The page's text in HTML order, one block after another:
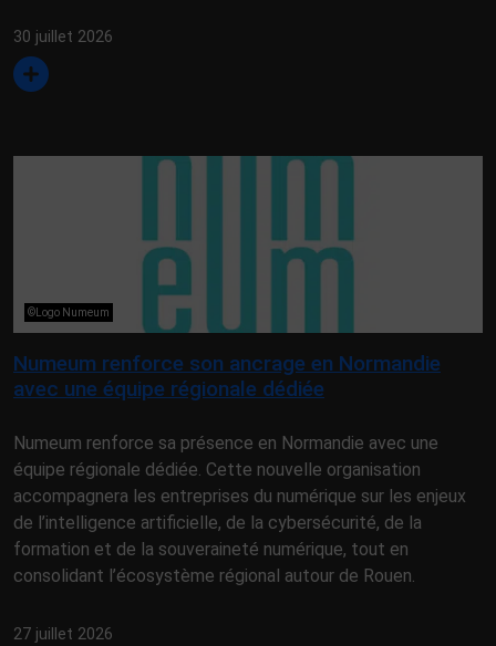
30 juillet 2026
©Logo Numeum
Numeum renforce son ancrage en Normandie
avec une équipe régionale dédiée
Numeum renforce sa présence en Normandie avec une
équipe régionale dédiée. Cette nouvelle organisation
accompagnera les entreprises du numérique sur les enjeux
de l’intelligence artificielle, de la cybersécurité, de la
formation et de la souveraineté numérique, tout en
consolidant l’écosystème régional autour de Rouen.
27 juillet 2026